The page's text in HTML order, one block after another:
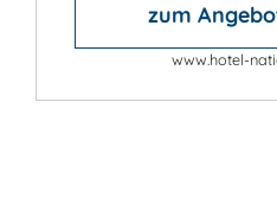
zum
www.hotel-